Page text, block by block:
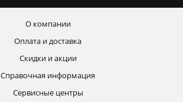
О компании
Оплата и доставка
Скидки и акции
Справочная информация
Сервисные центры